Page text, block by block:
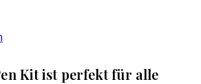
Kit ist perfekt für alle